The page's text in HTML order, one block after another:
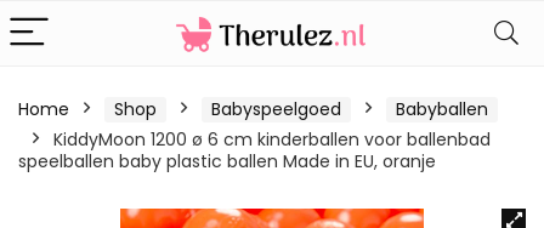
Home Shop Babyspeelgoed
Babyballen
KiddyMoon 1200 ø 6 cm kinderballen voor ballenbad
speelballen baby plastic ballen Made in EU, oranje